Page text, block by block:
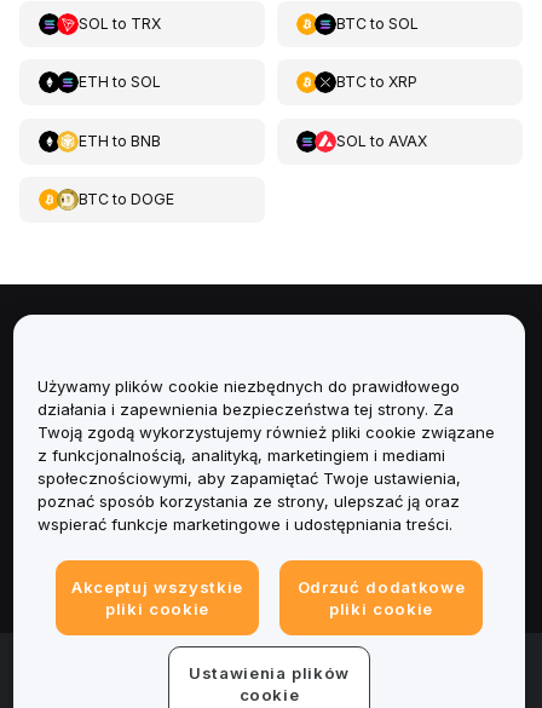
SOL to TRX BTCto SOL
ETH to SOL BTCto XRP
ETH to BNB SOL to AVAX
BTCto DOGE
Usługi
Obsługa Klienta
Produkty
© 2025-2026 Bybit.eu. All rights reserved.
Warunki świadczenia usług | Polityka Prywatności
Używamy plików cookie niezbędnych do prawidłowego
działania i zapewnienia bezpieczeństwa tej strony. Za
Twoją zgodą wykorzystujemy również pliki cookie związane
z funkcjonalnością, analityką, marketingiem i mediami
społecznościowymi, aby zapamiętać Twoje ustawienia,
poznać sposób korzystania ze strony, ulepszać ją oraz
wspierać funkcje marketingowe i udostępniania treści.
Akceptuj wszystkie
pliki cookie
Odrzuć dodatkowe
pliki cookie
Ustawienia plików
cookie